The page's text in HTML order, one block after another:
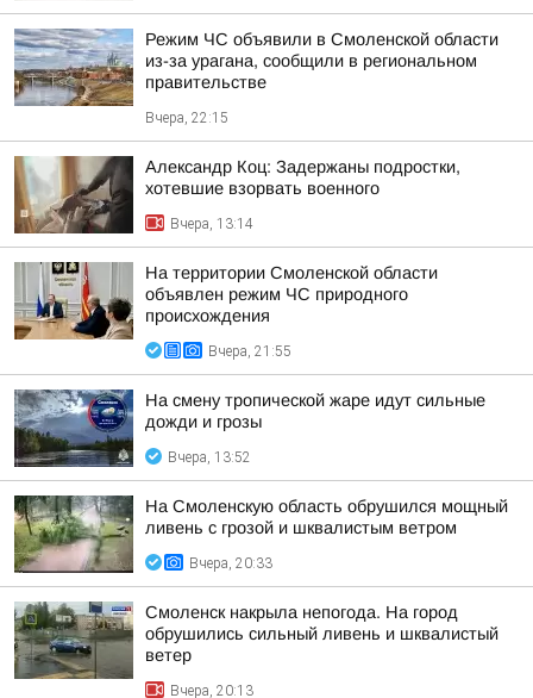
Режим ЧС объявили в Смоленской области
из-за урагана, сообщили в региональном
правительстве
Вчера, 22:15
Александр Коц: Задержаны подростки,
хотевшие взорвать военного
Вчера, 13:14
На территории Смоленской области
объявлен режим ЧС природного
происхождения
Вчера, 21:55
На смену тропической жаре идут сильные
дожди и грозы
Вчера, 13:52
На Смоленскую область обрушился мощный
ливень с грозой и шквалистым ветром
Вчера, 20:33
Смоленск накрыла непогода. На город
обрушились сильный ливень и шквалистый
ветер
Вчера, 20:13